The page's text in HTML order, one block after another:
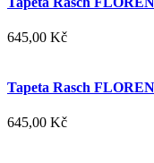
645,00 Kč
Tapeta Rasch
645,00 Kč